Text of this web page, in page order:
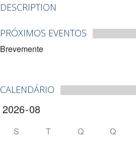
DESCRIPTION
PRÓXIMOS EVENTOS
Brevemente
CALENDÁRIO
S T Q Q